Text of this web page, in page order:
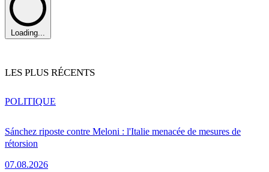
Loading...
LES PLUS RÉCENTS
Sánchez riposte contre Meloni : l'Italie menacée de mesures de
rétorsion
07.08.2026
POLITIQUE